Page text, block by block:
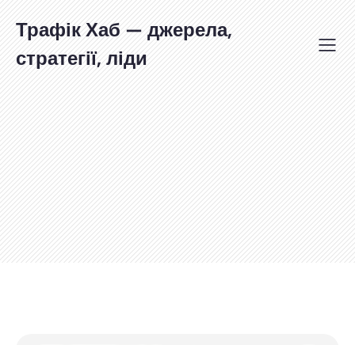
вмісту
Трафік Хаб — джерела,
стратегії, ліди